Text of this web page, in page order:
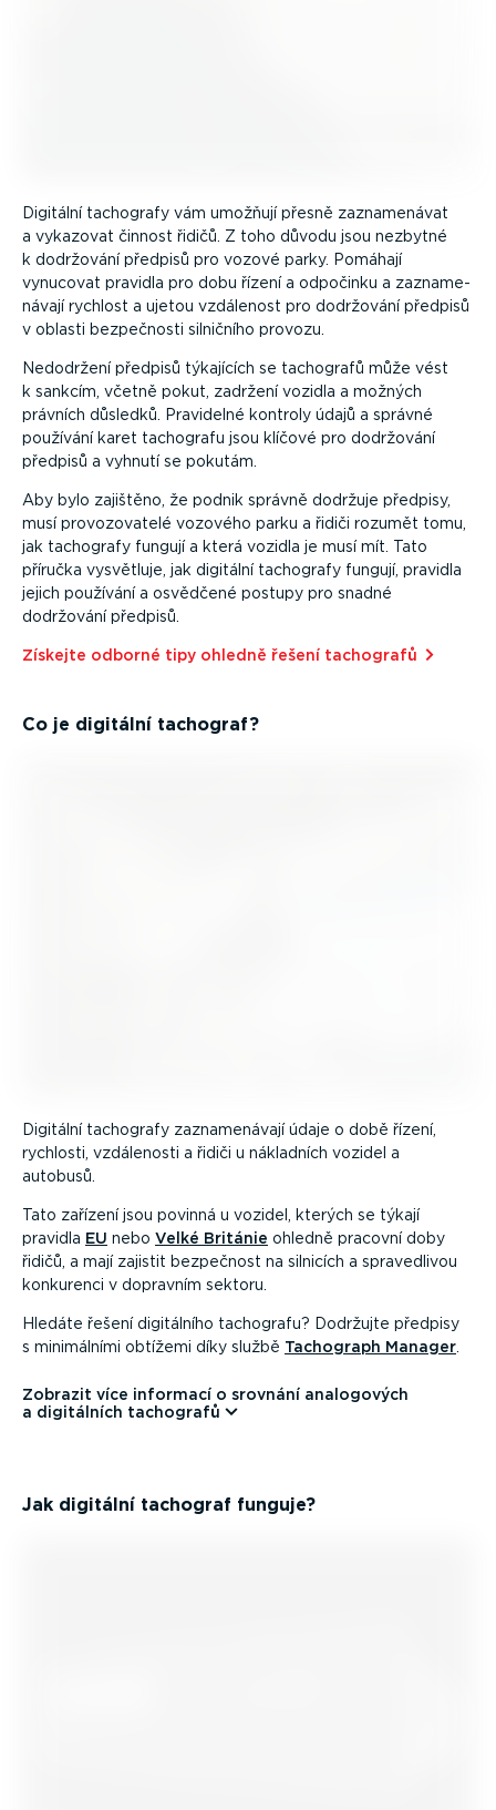
Digitální tachografy vám umožňují přesně zazna­me­návat
a vykazovat činnost řidičů. Z toho důvodu jsou nezbytné
k dodržování předpisů pro vozové parky. Pomáhají
vynucovat pravidla pro dobu řízení a odpočinku a zazna­me­
návají rychlost a ujetou vzdálenost pro dodržování předpisů
v oblasti bezpečnosti silničního provozu.
Nedodržení předpisů týkajících se tachografů může vést
k sankcím, včetně pokut, zadržení vozidla a možných
právních důsledků. Pravidelné kontroly údajů a správné
používání karet tachografu jsou klíčové pro dodržování
předpisů a vyhnutí se pokutám.
Aby bylo zajištěno, že podnik správně dodržuje předpisy,
musí provo­zo­vatelé vozového parku a řidiči rozumět tomu,
jak tachografy fungují a která vozidla je musí mít. Tato
příručka vysvětluje, jak digitální tachografy fungují, pravidla
jejich používání a osvědčené postupy pro snadné
dodržování předpisů.
Získejte odborné tipy ohledně řešení tachografů⁠
Co je digitální tachograf?
Digitální tachografy zazna­me­návají údaje o době řízení,
rychlosti, vzdálenosti a řidiči u nákladních vozidel a
autobusů.
Tato zařízení jsou povinná u vozidel, kterých se týkají
pravidla EU nebo Velké Británie ohledně pracovní doby
řidičů, a mají zajistit bezpečnost na silnicích a spraved­livou
konkurenci v dopravním sektoru.
Hledáte řešení digitálního tachografu? Dodržujte předpisy
s minimálními obtížemi díky službě Tachograph Manager
Zobrazit více informací o srovnání analogových
a digitálních tachografů
Jak digitální tachograf funguje?